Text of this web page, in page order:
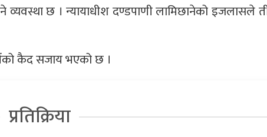
छ । न्यायाधीश दण्डपाणी लामिछानेको इजलासले
कैद सजाय भएको छ ।
प्रतिक्रिया